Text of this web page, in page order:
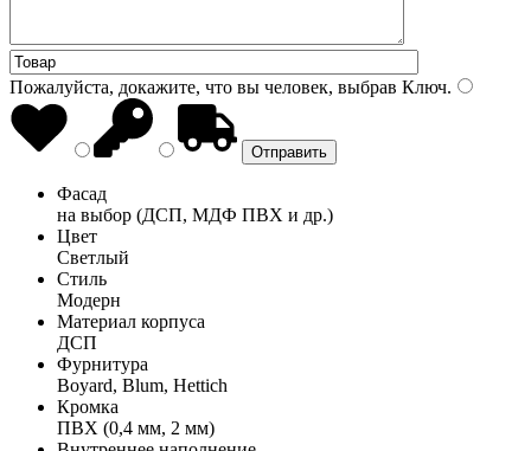
Пожалуйста, докажите, что вы человек, выбрав Ключ.
Фасад
на выбор (ДСП, МДФ ПВХ и др.)
Цвет
Светлый
Стиль
Модерн
Материал корпуса
ДСП
Фурнитура
Boyard, Blum, Hettich
Кромка
ПВХ (0,4 мм, 2 мм)